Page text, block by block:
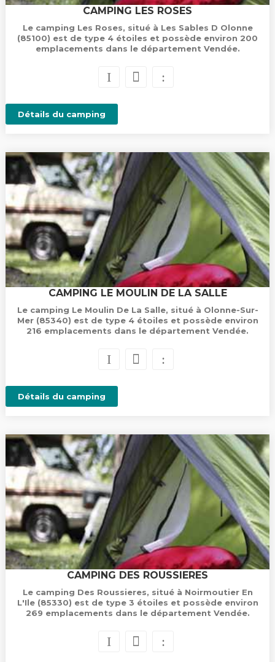
CAMPING LES ROSES
Le camping Les Roses, situé à Les Sables D Olonne
(85100) est de type 4 étoiles et possède environ 200
emplacements dans le département Vendée.
Détails du camping
CAMPING LE MOULIN DE LA SALLE
Le camping Le Moulin De La Salle, situé à Olonne-Sur-
Mer (85340) est de type 4 étoiles et possède environ
216 emplacements dans le département Vendée.
Détails du camping
CAMPING DES ROUSSIERES
Le camping Des Roussieres, situé à Noirmoutier En
L'Ile (85330) est de type 3 étoiles et possède environ
269 emplacements dans le département Vendée.